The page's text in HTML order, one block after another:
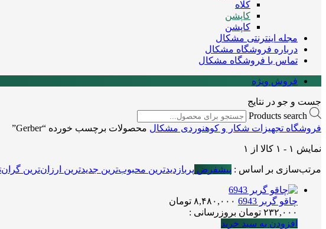
کلاه
کاپشن
کاپشن
مجله اینترنتی مشکال
درباره فروشگاه مشکال
تماس با فروشگاه مشکال
فروش ویژه
جست و جو در نتایج
Products search
فروشگاه تجهیزات شکار و کوهنوردی مشکال محصولات برچسب خورده “Gerber”
نمایش ۱ - ۱ کالا از ۱
مرتب‌سازی بر اساس : پیشفرض پربازدیدترین محبوب‌ترین جدیدترین ارزان‌ترین
چاقو گربر 6943 ۸,۴۸۰,۰۰۰ تومان
۲۳۲,۰۰۰ تومان بروزرسانی :
افزودن به سبد خرید